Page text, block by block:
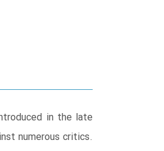
in the late
numerous critics.